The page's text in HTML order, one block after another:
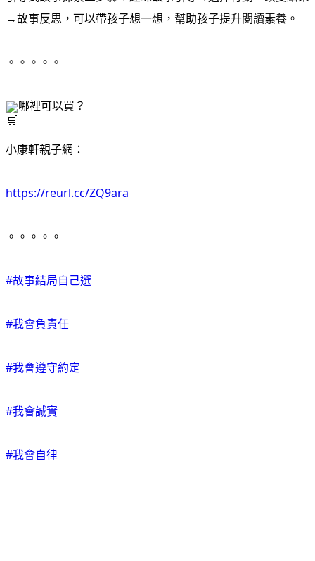
→故事反思，可以帶孩子想一想，幫助孩子提升閱讀素養。
。。。。。
哪裡可以買？
小康軒親子網：
https://reurl.cc/ZQ9ara
。。。。。
#故事結局自己選
#我會負責任
#我會遵守約定
#我會誠實
#我會自律